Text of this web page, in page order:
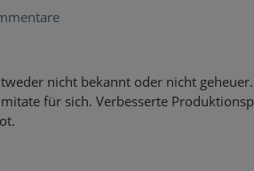
nicht bekannt oder nicht
für sich. Verbesserte